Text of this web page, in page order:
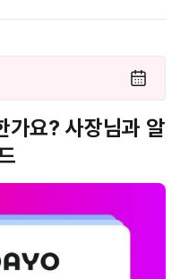
가요? 사장님과 알